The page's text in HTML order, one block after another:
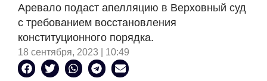
Аревало подаст апелляцию в Верховный суд
с требованием восстановления
конституционного порядка.
18 сентября, 2023 | 10:49